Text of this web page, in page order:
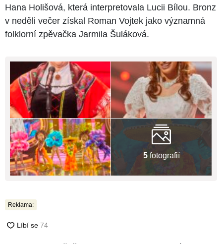
Hana Holišová, která interpretovala Lucii Bílou. Bronz
v neděli večer získal Roman Vojtek jako významná
folklorní zpěvačka Jarmila Šuláková.
5fotografií
Reklama: